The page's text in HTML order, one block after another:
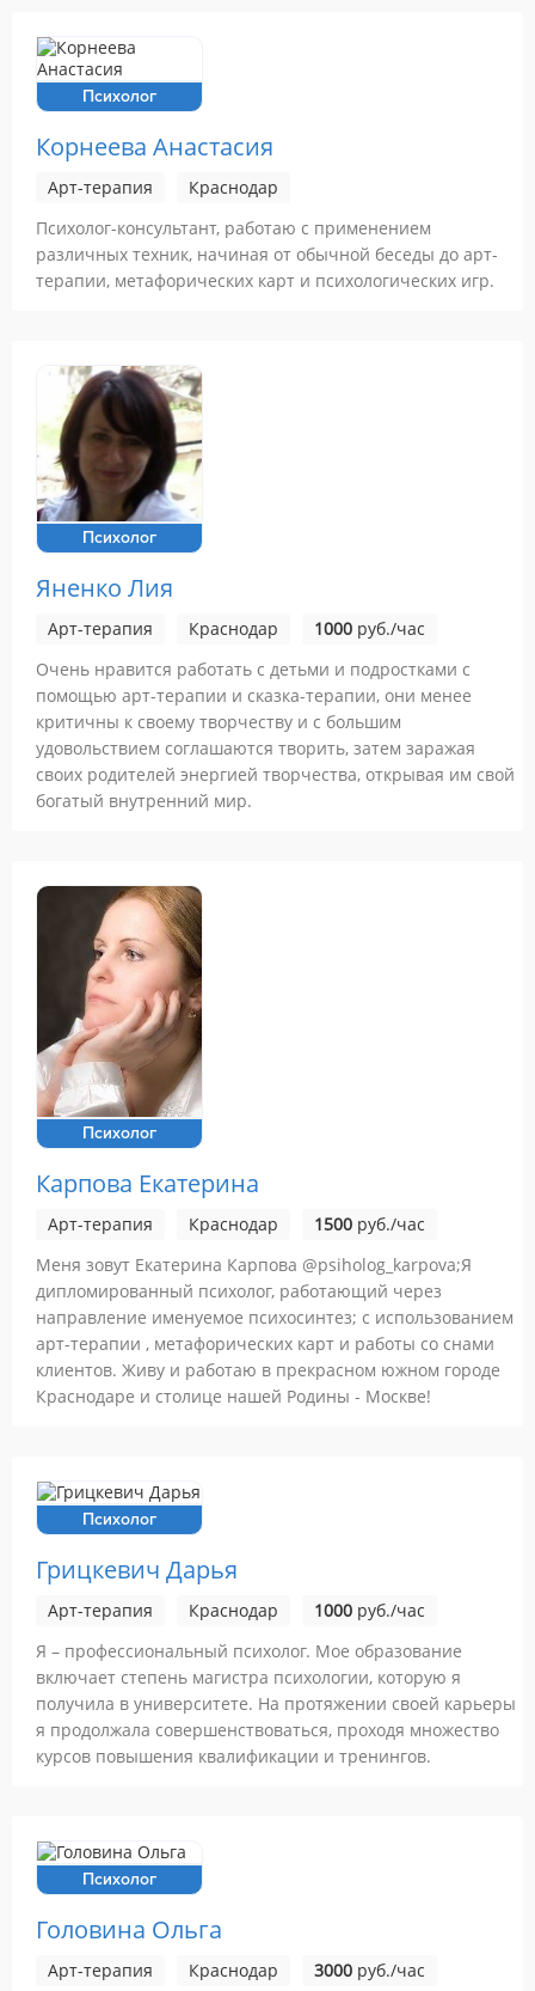
Психолог
Корнеева Анастасия
Арт-терапия
Краснодар
Психолог-консультант, работаю с применением
различных техник, начиная от обычной беседы до арт-
терапии, метафорических карт и психологических игр.
Психолог
Яненко Лия
Арт-терапия Краснодар 1000 руб./час
Очень нравится работать с детьми и подростками с
помощью арт-терапии и сказка-терапии, они менее
критичны к своему творчеству и с большим
удовольствием соглашаются творить, затем заражая
своих родителей энергией творчества, открывая им свой
богатый внутренний мир.
Психолог
Карпова Екатерина
Арт-терапия Краснодар 1500 руб./час
Меня зовут Екатерина Карпова @psiholog_karpova;Я
дипломированный психолог, работающий через
направление именуемое психосинтез; с использованием
арт-терапии , метафорических карт и работы со снами
клиентов. Живу и работаю в прекрасном южном городе
Краснодаре и столице нашей Родины - Москве!
Психолог
Грицкевич Дарья
Арт-терапия Краснодар 1000 руб./час
Я – профессиональный психолог. Мое образование
включает степень магистра психологии, которую я
получила в университете. На протяжении своей карьеры
я продолжала совершенствоваться, проходя множество
курсов повышения квалификации и тренингов.
Психолог
Головина Ольга
Арт-терапия Краснодар 3000 руб./час